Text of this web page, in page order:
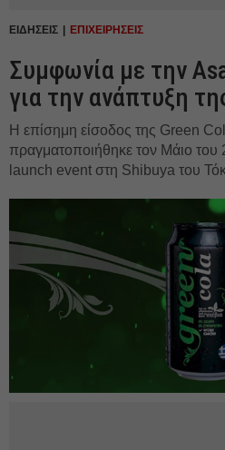
ΕΙΔΗΣΕΙΣ ΕΠΙΧΕΙΡΗΣΕΙΣ
Συμφωνία με την
για την ανάπτυξη
Η επίσημη είσοδος της Green
πραγματοποιήθηκε τον Μάιο του
launch event στη Shibuya του